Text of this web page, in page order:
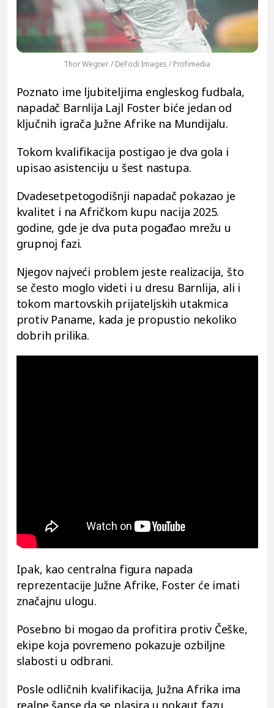
Thor Wegner / DeFodi Images / Profimedia
Poznato ime ljubiteljima engleskog fudbala,
napadač Barnlija Lajl Foster biće jedan od
ključnih igrača Južne Afrike na Mundijalu.
Tokom kvalifikacija postigao je dva gola i
upisao asistenciju u šest nastupa.
Dvadesetpetogodišnji napadač pokazao je
kvalitet i na Afričkom kupu nacija 2025.
godine, gde je dva puta pogađao mrežu u
grupnoj fazi.
Njegov najveći problem jeste realizacija, što
se često moglo videti i u dresu Barnlija, ali i
tokom martovskih prijateljskih utakmica
protiv Paname, kada je propustio nekoliko
dobrih prilika.
Ipak, kao centralna figura napada
reprezentacije Južne Afrike, Foster će imati
značajnu ulogu.
Posebno bi mogao da profitira protiv Češke,
ekipe koja povremeno pokazuje ozbiljne
slabosti u odbrani.
Posle odličnih kvalifikacija, Južna Afrika ima